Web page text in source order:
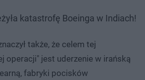
katastrofę Boeinga w Indiach!
także, że celem tej
operacji" jest uderzenie w irańską
fabryki pocisków